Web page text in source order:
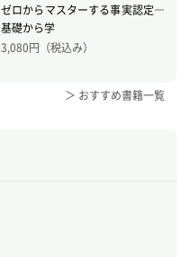
ゼロからマスターする事実認定―
基礎から学
3,080円（税込み）
＞ おすすめ書籍一覧